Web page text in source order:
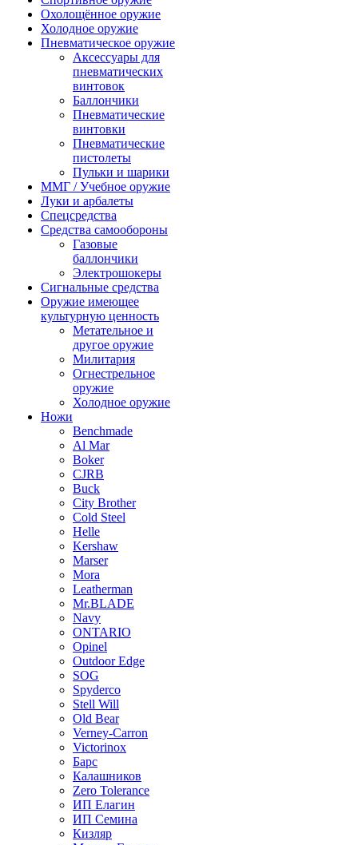
Охолощённое оружие
Холодное оружие
Пневматическое оружие
Аксессуары для
пневматических
винтовок
Баллончики
Пневматические
винтовки
Пневматические
пистолеты
Пульки и шарики
ММГ / Учебное оружие
Луки и арбалеты
Спецсредства
Средства самообороны
Газовые
баллончики
Электрошокеры
Сигнальные средства
Оружие имеющее
культурную ценность
Метательное и
другое оружие
Милитария
Огнестрельное
оружие
Холодное оружие
Ножи
Benchmade
Al Mar
Boker
CJRB
Buck
City Brother
Cold Steel
Helle
Kershaw
Marser
Mora
Leatherman
Mr.BLADE
Navy
ONTARIO
Opinel
Outdoor Edge
SOG
Spyderco
Stell Will
Old Bear
Verney-Carron
Victorinox
Барс
Калашников
Zero Tolerance
ИП Елагин
ИП Семина
Кизляр